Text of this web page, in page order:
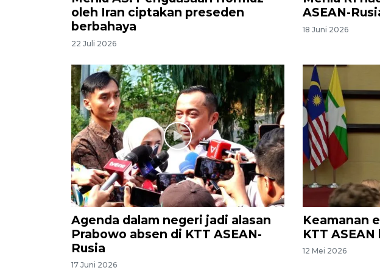
oleh Iran ciptakan preseden
berbahaya
22 Juli 2026
ASEAN-
18 Juni 2026
Agenda dalam negeri jadi alasan
Prabowo absen di KTT ASEAN-
Rusia
17 Juni 2026
Keamanan
KTT
12 Mei 2026
timnas